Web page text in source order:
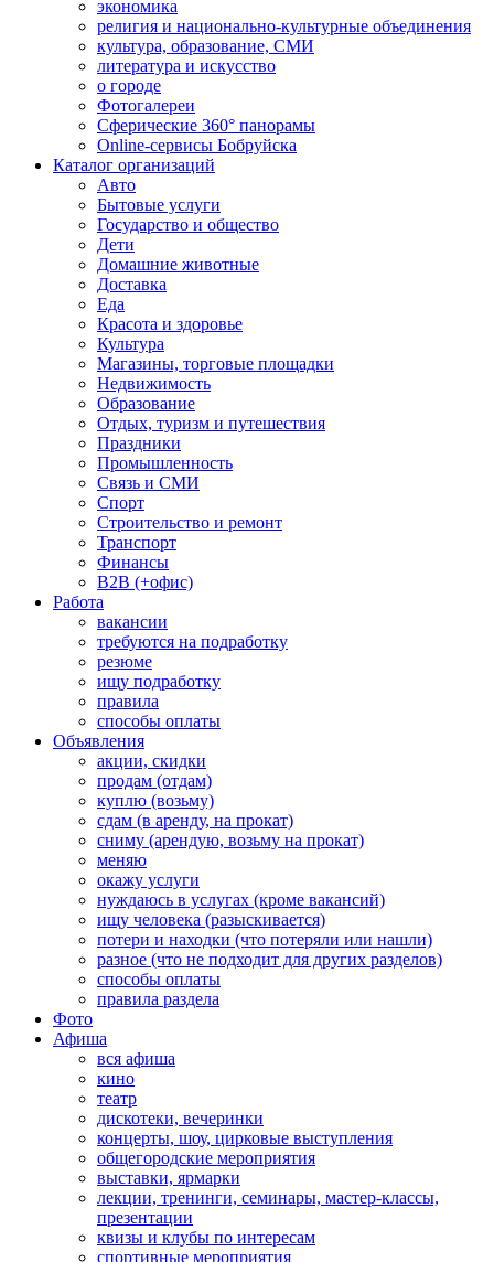
экономика
религия и национально-культурные объединения
культура, образование, СМИ
литература и искусство
о городе
Фотогалереи
Сферические 360° панорамы
Online-сервисы Бобруйска
Каталог организаций
Авто
Бытовые услуги
Государство и общество
Дети
Домашние животные
Доставка
Еда
Красота и здоровье
Культура
Магазины, торговые площадки
Недвижимость
Образование
Отдых, туризм и путешествия
Праздники
Промышленность
Связь и СМИ
Спорт
Строительство и ремонт
Транспорт
Финансы
B2B (+офис)
Работа
вакансии
требуются на подработку
резюме
ищу подработку
правила
способы оплаты
Объявления
акции, скидки
продам (отдам)
куплю (возьму)
сдам (в аренду, на прокат)
сниму (арендую, возьму на прокат)
меняю
окажу услуги
нуждаюсь в услугах (кроме вакансий)
ищу человека (разыскивается)
потери и находки (что потеряли или нашли)
разное (что не подходит для других разделов)
способы оплаты
правила раздела
Фото
Афиша
вся афиша
кино
театр
дискотеки, вечеринки
концерты, шоу, цирковые выступления
общегородские мероприятия
выставки, ярмарки
лекции, тренинги, семинары, мастер-классы,
презентации
квизы и клубы по интересам
спортивные мероприятия